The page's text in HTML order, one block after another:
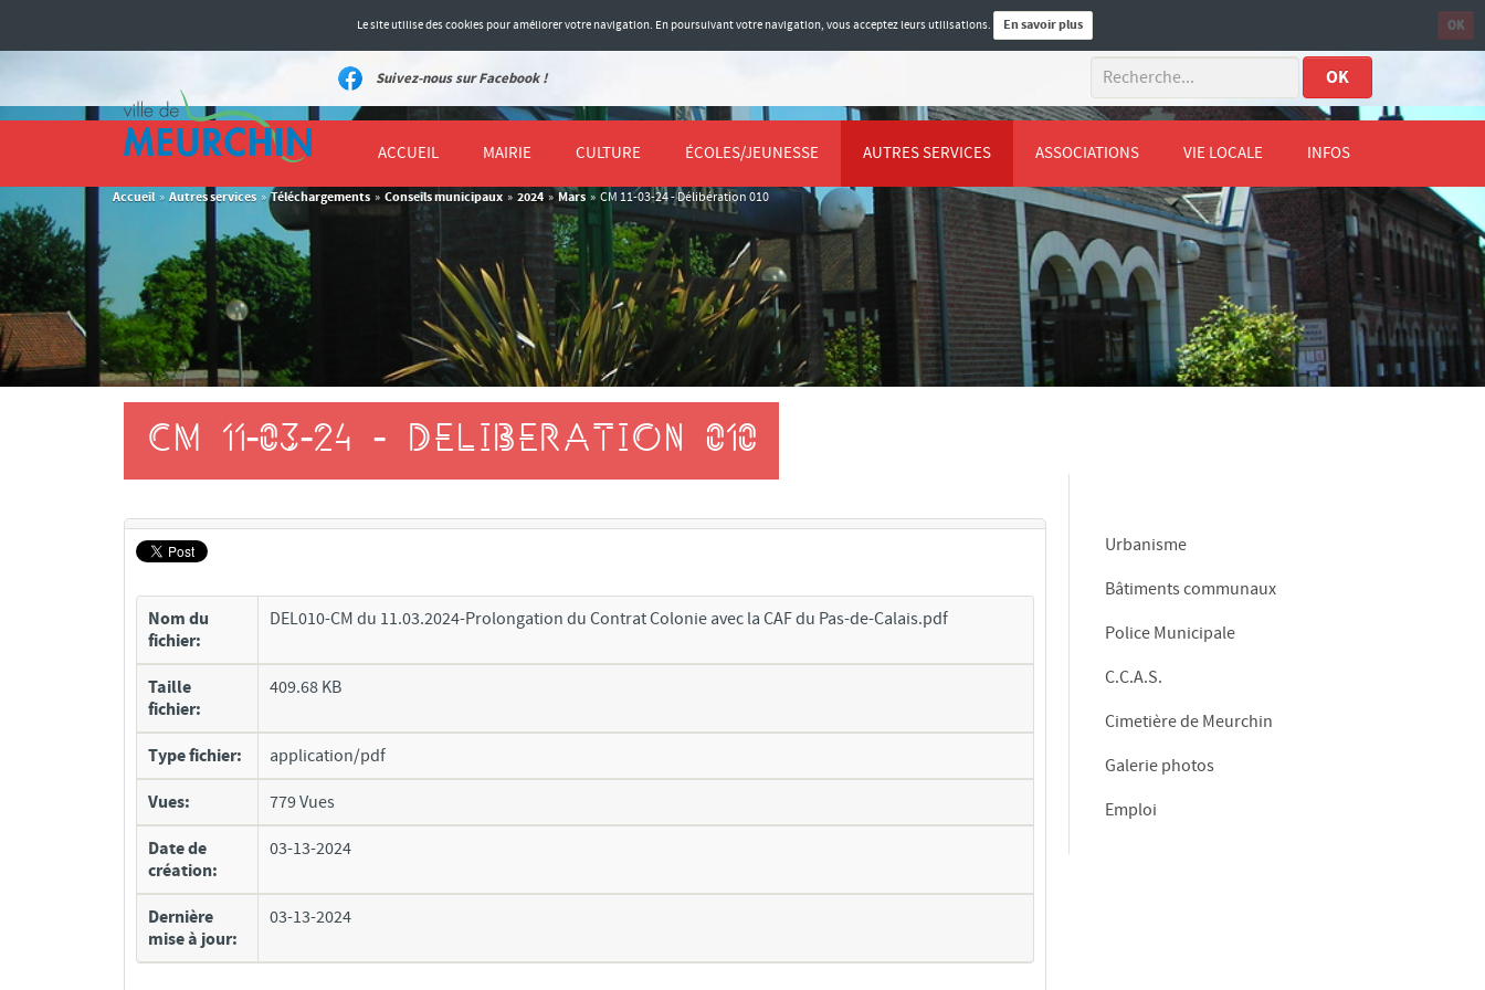
Le site utilise des cookies pour améliorer votre navigation. En poursuivant votre navigation, vous acceptez leurs utilisations. OK
En savoir plus
OK
Suivez-nous sur Facebook !
ACCUEIL MAIRIE CULTURE ÉCOLES/JEUNESSE AUTRES SERVICES ASSOCIATIONS VIE LOCALE INFOS
Accueil » Autres services » Téléchargements » Conseils municipaux » 2024 » Mars » CM 11-03-24 - Délibération 010
CM 11-03-24 - DELIBERATION 010
Nom du
fichier:
DEL010-CM du 11.03.2024-Prolongation du Contrat Colonie avec la CAF du Pas-de-Calais.pdf
Taille
fichier:
409.68 KB
Type fichier: application/pdf
Vues: 779 Vues
Date de
création:
03-13-2024
Dernière
mise à jour:
03-13-2024
Urbanisme
Bâtiments communaux
Police Municipale
C.C.A.S.
Cimetière de Meurchin
Galerie photos
Emploi